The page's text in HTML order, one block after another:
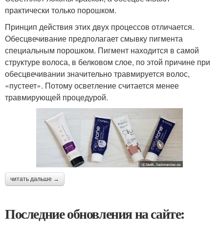
практически только порошком.
Принцип действия этих двух процессов отличается.
Обесцвечивание предполагает смывку пигмента
специальным порошком. Пигмент находится в самой
структуре волоса, в белковом слое, по этой причине при
обесцвечивании значительно травмируется волос,
«пустеет». Потому осветление считается менее
травмирующей процедурой.
читать дальше →
Последние обновления на сайте: